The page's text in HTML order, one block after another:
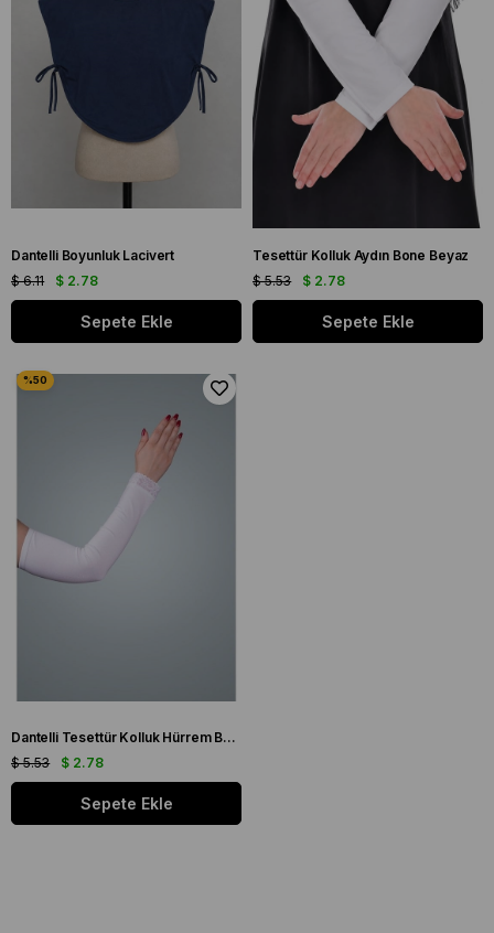
Dantelli Boyunluk Lacivert
$ 2.78
$ 6.11
Sepete Ekle
Tesettür Kolluk Aydın Bone Beyaz
$ 2.78
$ 5.53
Sepete Ekle
Dantelli Tesettür Kolluk Hürrem Bone Krem
$ 2.78
$ 5.53
Sepete Ekle